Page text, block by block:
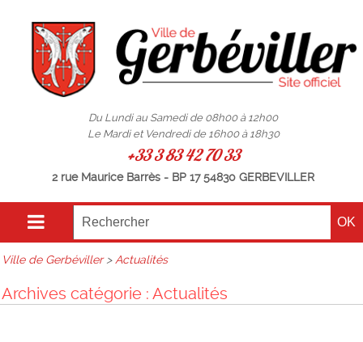
Du Lundi au Samedi de 08h00 à 12h00
Le Mardi et Vendredi de 16h00 à 18h30
+33 3 83 42 70 33
2 rue Maurice Barrès - BP 17 54830 GERBEVILLER
Ville de Gerbéviller>Actualités
Archives catégorie : Actualités